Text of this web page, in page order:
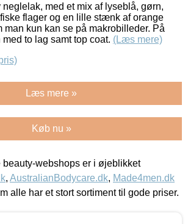
med et mix af lyseblå, gørn,
flager og en lille stænk af orange
man kun kan se på makrobilleder. På
to lag samt top coat. (Læs mere)
Læs mere »
Køb nu »
webshops er i øjeblikket
, AustralianBodycare.dk, Made4men.dk
alle har et stort sortiment til gode priser.